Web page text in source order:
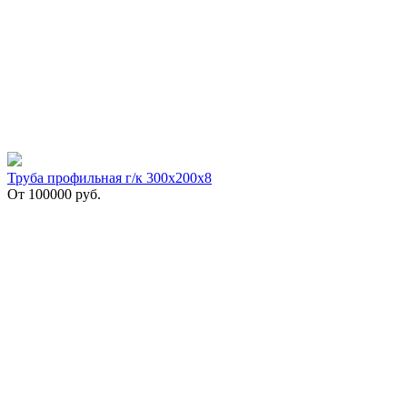
Труба профильная г/к 300х200х8
От 100000 руб.